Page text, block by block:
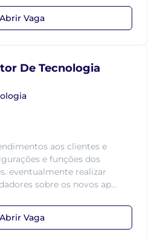
Abrir Vaga
De Tecnologia
aos clientes e
e funções dos
eventualmente realizar
sobre os novos ap...
Abrir Vaga